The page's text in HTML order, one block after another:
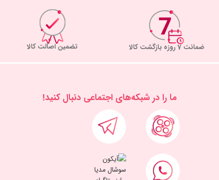
ضمانت 7 روزه بازگشت کالا تضمین اصالت کالا
ما را در شبكه‌های اجتماعی دنبال کنید!